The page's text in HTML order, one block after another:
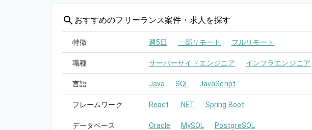
おすすめのフリーランス案件・求人を探す
特徴 週5日 一部リモート フルリモート
職種 サーバーサイドエンジニア インフラエンジニア
言語 Java SQL JavaScript
フレームワーク React .NET Spring Boot
データベース Oracle MySQL PostgreSQL